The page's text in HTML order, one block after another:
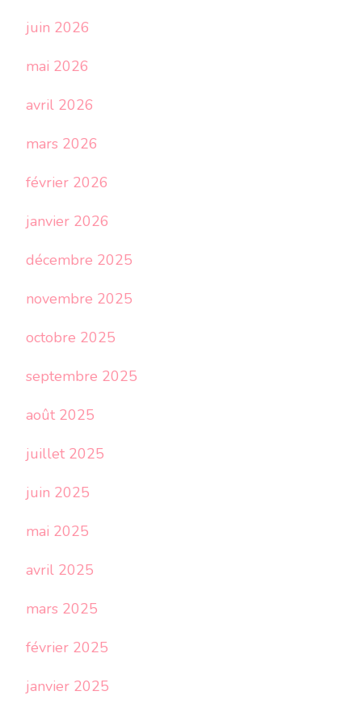
juin 2026
mai 2026
avril 2026
mars 2026
février 2026
janvier 2026
décembre 2025
novembre 2025
octobre 2025
septembre 2025
août 2025
juillet 2025
juin 2025
mai 2025
avril 2025
mars 2025
février 2025
janvier 2025